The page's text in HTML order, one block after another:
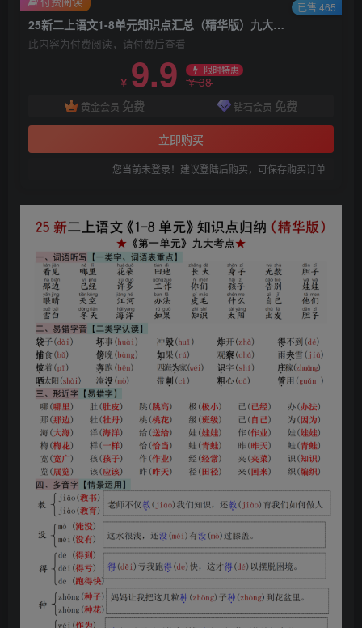
25新二上语文1-8单元知识点汇总（精华版）九大考点
此内容为付费阅读，请付费后查看
￥ 9.9 限时特惠
￥38
黄金会员 免费 钻石会员 免费
立即购买
您当前未登录！建议登陆后购买，可保存购买订单
已售 465